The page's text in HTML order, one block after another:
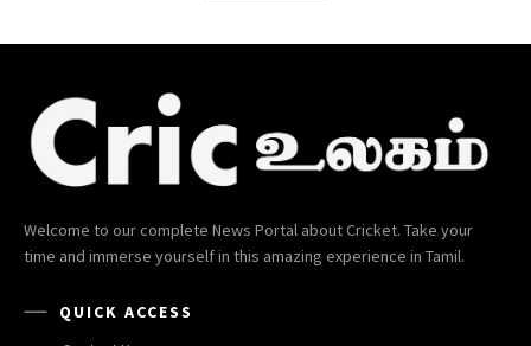
Welcome to our complete News Portal about Cricket. Take your
time and immerse yourself in this amazing experience in Tamil.
QUICK ACCESS